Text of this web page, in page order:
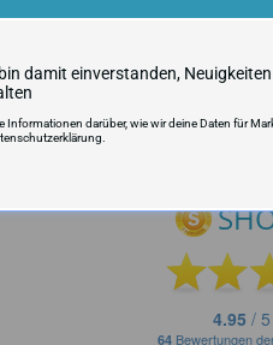
damit einverstanden,
Informationen darüber, wie wir deine Daten für